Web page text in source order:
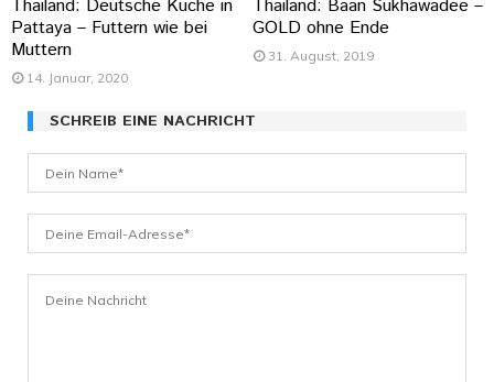
Thailand: Deutsche Küche in
Pattaya – Futtern wie bei
Muttern
14. Januar, 2020
Thailand: Baan Sukhawadee –
GOLD ohne Ende
31. August, 2019
SCHREIB EINE NACHRICHT